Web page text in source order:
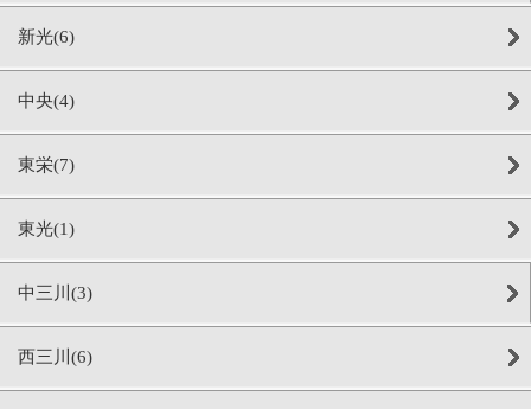
新光(6)
中央(4)
東栄(7)
東光(1)
中三川(3)
西三川(6)